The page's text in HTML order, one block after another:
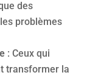
des
problèmes
: Ceux qui
transformer la